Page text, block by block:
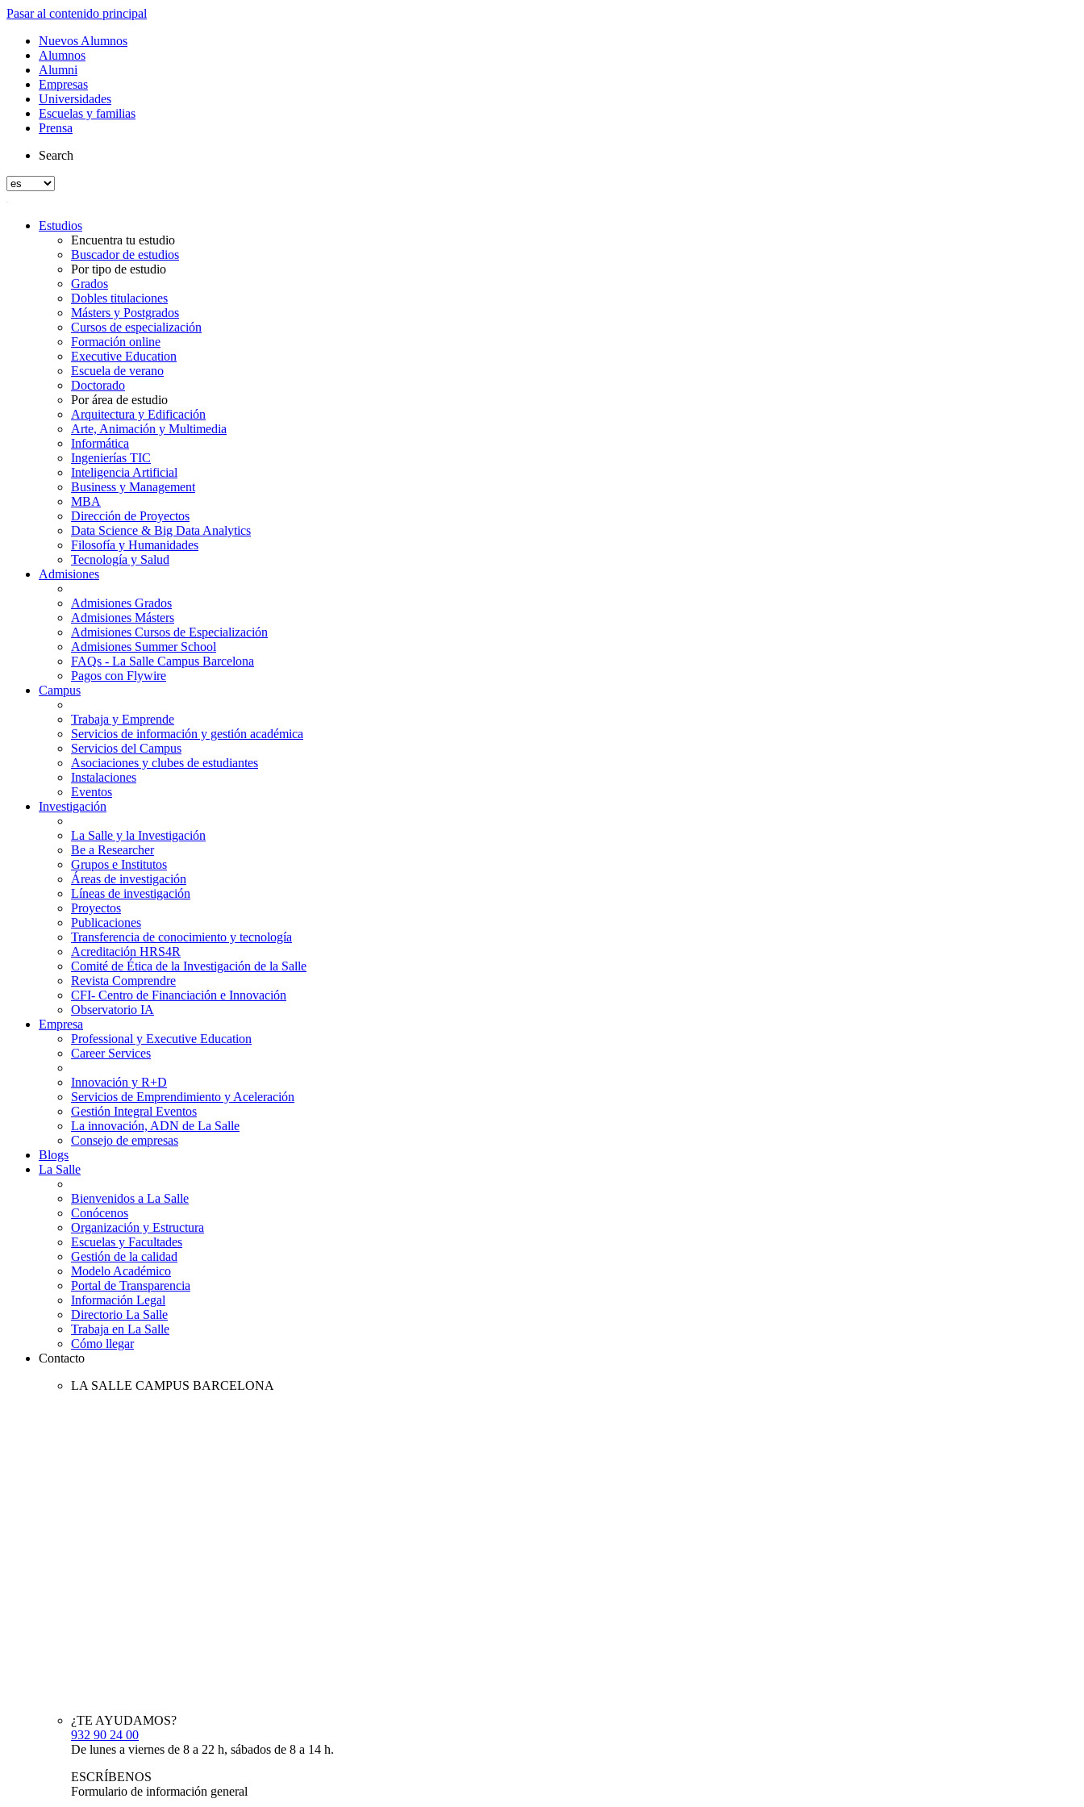
Pasar al contenido principal
Nuevos Alumnos
Alumnos
Alumni
Empresas
Universidades
Escuelas y familias
Prensa
Search
Estudios
Encuentra tu estudio
Buscador de estudios
Por tipo de estudio
Grados
Dobles titulaciones
Másters y Postgrados
Cursos de especialización
Formación online
Executive Education
Escuela de verano
Doctorado
Por área de estudio
Arquitectura y Edificación
Arte, Animación y Multimedia
Informática
Ingenierías TIC
Inteligencia Artificial
Business y Management
MBA
Dirección de Proyectos
Data Science & Big Data Analytics
Filosofía y Humanidades
Tecnología y Salud
Admisiones
Admisiones Grados
Admisiones Másters
Admisiones Cursos de Especialización
Admisiones Summer School
FAQs - La Salle Campus Barcelona
Pagos con Flywire
Campus
Trabaja y Emprende
Servicios de información y gestión académica
Servicios del Campus
Asociaciones y clubes de estudiantes
Instalaciones
Eventos
Investigación
La Salle y la Investigación
Be a Researcher
Grupos e Institutos
Áreas de investigación
Líneas de investigación
Proyectos
Publicaciones
Transferencia de conocimiento y tecnología
Acreditación HRS4R
Comité de Ética de la Investigación de la Salle
Revista Comprendre
CFI- Centro de Financiación e Innovación
Observatorio IA
Empresa
Professional y Executive Education
Career Services
Innovación y R+D
Servicios de Emprendimiento y Aceleración
Gestión Integral Eventos
La innovación, ADN de La Salle
Consejo de empresas
Blogs
La Salle
Bienvenidos a La Salle
Conócenos
Organización y Estructura
Escuelas y Facultades
Gestión de la calidad
Modelo Académico
Portal de Transparencia
Información Legal
Directorio La Salle
Trabaja en La Salle
Cómo llegar
Contacto
LA SALLE CAMPUS BARCELONA
¿TE AYUDAMOS?
932 90 24 00
De lunes a viernes de 8 a 22 h, sábados de 8 a 14 h.
ESCRÍBENOS
Formulario de información general